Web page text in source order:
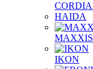
HAIDA
MAXXIS
IKON